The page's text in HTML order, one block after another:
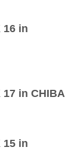
16 in
17 in CHIBA
15 in